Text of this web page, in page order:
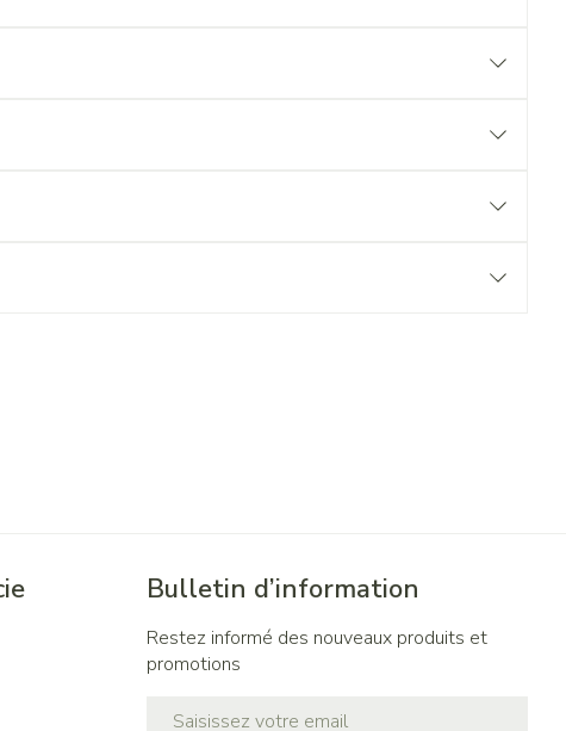
Bulletin d’information
Restez informé des nouveaux produits et
promotions